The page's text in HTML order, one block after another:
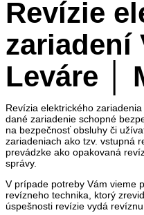
Revízie
zariadení
Leváre │
Revízia elektrického
dané zariadenie schopné
na bezpečnosť obsluhy či
zariadeniach ako tzv. vstupná
prevádzke ako opakovaná
správy.
V prípade potreby Vám vieme
revízneho technika, ktorý
úspešnosti revízie vydá revíznu